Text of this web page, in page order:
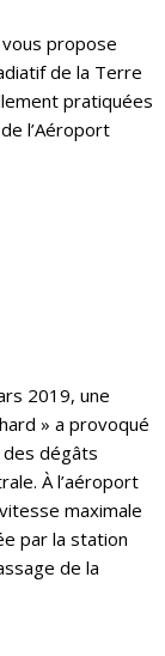
propose
de la Terre
pratiquées
l’Aéroport
2019, une
» a provoqué
dégâts
À l’aéroport
maximale
par la station
de la